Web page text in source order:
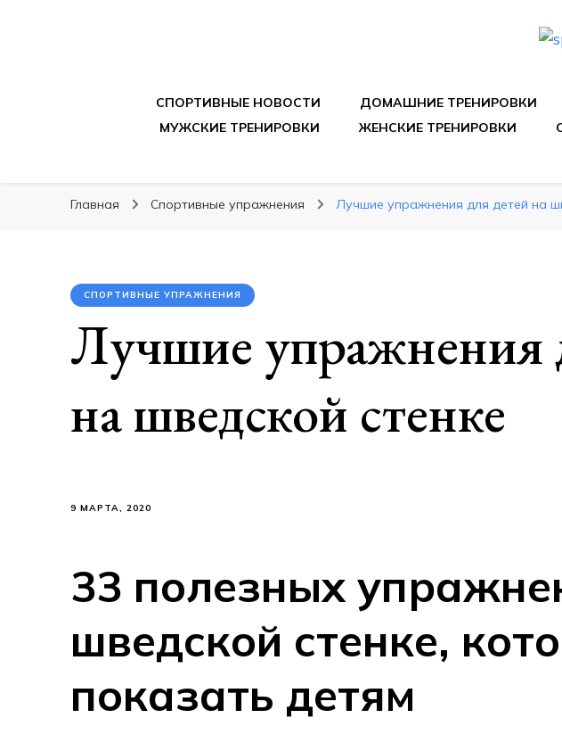
СПОРТИВНЫЕ НОВОСТИ ДОМАШНИЕ ТРЕНИРОВКИ
МУЖСКИЕ ТРЕНИРОВКИ
ЖЕНСКИЕ ТРЕНИРОВКИ
Главная Спортивные упражнения Лучшие упражнения для детей на
СПОРТИВНЫЕ УПРАЖНЕНИЯ
Лучшие упражнения
на шведской стенке
9 МАРТА, 2020
33 полезных
шведской стенке,
показать детям